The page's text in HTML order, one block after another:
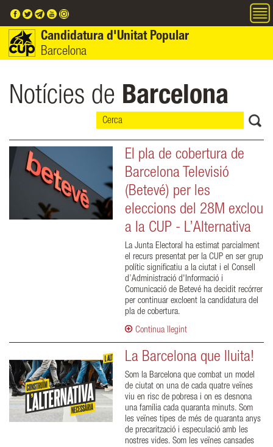
Candidatura d'Unitat Popular
Barcelona
Notícies de Barcelona
El pla de cobertura de
Barcelona Televisió
(Betevé) per les
eleccions del 28M exclou
a la CUP - L’Alternativa
La Junta Electoral ha estimat parcialment
el recurs presentat per la CUP en ser grup
polític significatiu a la ciutat i el Consell
d’Administració d'Informació i
Comunicació de Betevé ha decidit recórrer
per continuar excloent la candidatura del
pla de cobertura.
Continua llegint
La Barcelona que lluita!
Som la Barcelona que combat un model
de ciutat on una de cada quatre veïnes
viu en risc de pobresa i on es desnona
una família cada quaranta minuts. Som
les veïnes tipes de més de quaranta anys
de precarització i especulació amb les
nostres vides. Som les veïnes cansades